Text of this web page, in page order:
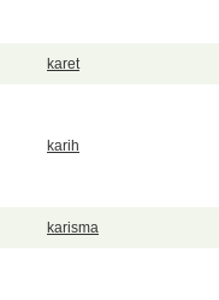
karet
karih
karisma